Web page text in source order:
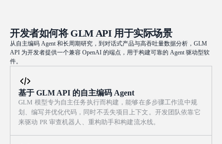
带着柔和惯性缓缓回弹。 - 鼠标滚轮滚动会循环切换“季节”，让极
光色带在 emerald green → magenta → indigo（再回到起点）之间连
续插值，表现为平滑的渐变偏移，而不是离散跳变。 - 双击会在天
空中的该位置点燃一颗新星：它会脉冲闪烁（正弦亮度），并在湖
画，让第一道光幕在加载时仿佛缓慢苏醒并舒展开来——营造安
静、神圣、寒冷而静止的氛围。 UI 与打磨：在角落放置一个小
巧、优雅、半透明的控制浮层，显示当前季节/颜色，以及一行淡
淡的操作提示（拖动 / 滚动 / 双击），采用干净现代的冷色调审
美，并带有柔和淡入淡出过渡。让它完全响应式：窗口尺寸变化时
调整 WebGL canvas 并更新 resolution uniforms，使其填满任意视
magenta-to-cyan 辉光点亮，未激活的单元格则是在近黑靛蓝背景上
的暗淡内嵌矩形。用户通过逐列点亮单元格来编排节拍。支持点击
并拖拽涂抹，批量切换多个单元格。 音频：使用 Web Audio API
实时合成所有鼓声部——kick 为快速振幅衰减的音高下滑 sine，
snare 和 clap 为带 envelope 的滤波白噪声爆发，closed 和 open hi-
hats 为高通噪声并分别使用短/长衰减，synth bass 为经过 resonant
low-pass filter 的 detuned saw/square，并演奏可选择的根音。使用精
确的 look-ahead clock 调度步进（不要用天真的 setInterval 定
时），让循环在高 BPM 下依然稳如磐石。播放时持续循环 16 步
开发者如何将 GLM API 用于实际场景
从自主编码 Agent 和长周期研究，到对话式产品与高吞吐量数据分析，GLM
API 为开发者提供一个兼容 OpenAI 的端点，用于构建可靠的 Agent 驱动型软
件。
基于 GLM API 的自主编码 Agent
GLM 模型专为自主任务执行而构建，能够在多步骤工作流中规
划、编写并优化代码，同时不丢失项目上下文。开发团队依靠它
来驱动 PR 审查机器人、重构助手和构建流水线。